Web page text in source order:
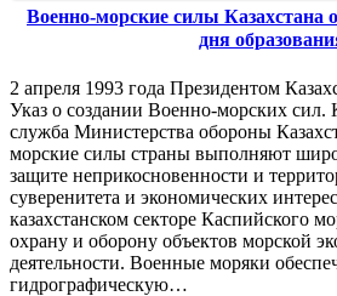
Военно-морские силы Казахстана
дня
2 апреля 1993 года Президентом
Указ о создании Военно-морских сил.
служба Министерства обороны
морские силы страны выполняют
защите неприкосновенности и
суверенитета и экономических
казахстанском секторе Каспийского
охрану и оборону объектов морской
деятельности. Военные моряки
гидрографическую…